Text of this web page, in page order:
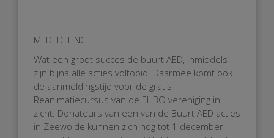
MEDEDELING
Wat een groot succes de buurt AED, inmiddels
zijn bijna alle acties voltooid. Daarmee komt ook
de aanmeldingstijd voor de gratis
Reanimatiecursus van de EHBO vereniging in
zicht. Donateurs van een van de Buurt AED acties
in Zeewolde kunnen zich nog tot 1 december